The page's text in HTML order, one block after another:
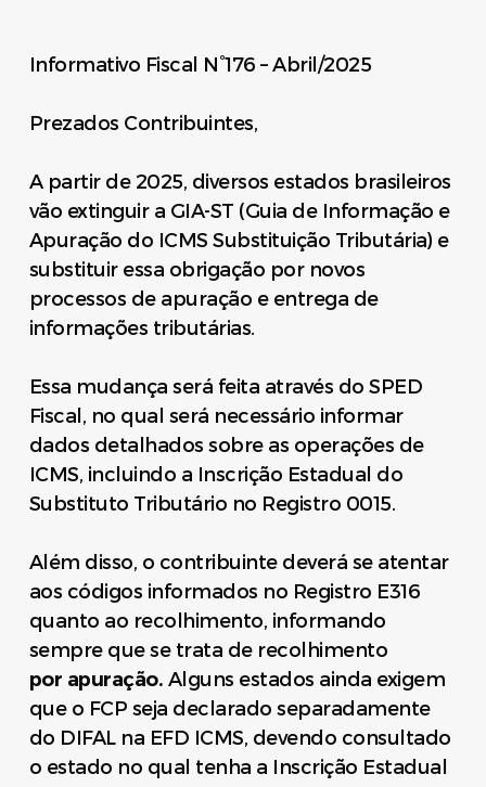
Informativo Fiscal N°176 – Abril/2025
Prezados Contribuintes,
A partir de 2025, diversos estados brasileiros
vão extinguir a GIA-ST (Guia de Informação e
Apuração do ICMS Substituição Tributária) e
substituir essa obrigação por novos
processos de apuração e entrega de
informações tributárias.
Essa mudança será feita através do SPED
Fiscal, no qual será necessário informar
dados detalhados sobre as operações de
ICMS, incluindo a Inscrição Estadual do
Substituto Tributário no Registro 0015.
Além disso, o contribuinte deverá se atentar
aos códigos informados no Registro E316
quanto ao recolhimento, informando
sempre que se trata de recolhimento
por apuração. Alguns estados ainda exigem
que o FCP seja declarado separadamente
do DIFAL na EFD ICMS, devendo consultado
o estado no qual tenha a Inscrição Estadual